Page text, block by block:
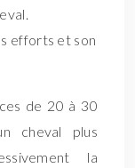
efforts et son
de 20 à 30
cheval plus
la